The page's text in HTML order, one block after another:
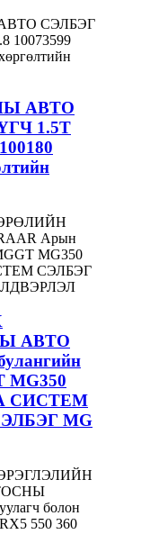
АВТО
1.5T
АВТО
MG350
СИСТЕМ
MG